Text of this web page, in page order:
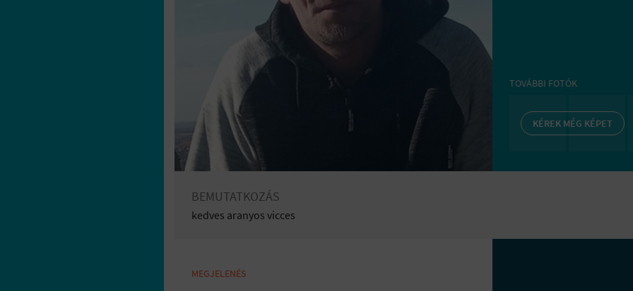
TOVÁBBI FOTÓK
KÉREK MÉG KÉPET
BEMUTATKOZÁS
kedves aranyos vicces
MEGJELENÉS